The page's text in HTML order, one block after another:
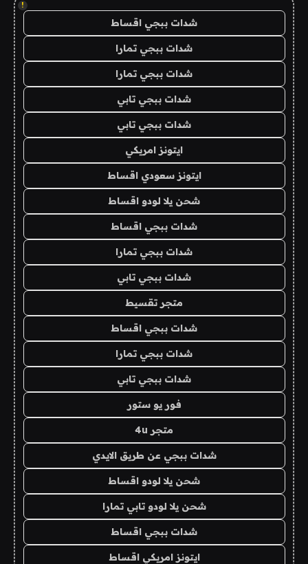
!
شدات ببجي اقساط
شدات ببجي تمارا
شدات ببجي تمارا
شدات ببجي تابي
شدات ببجي تابي
ايتونز امريكي
ايتونز سعودي اقساط
شحن يلا لودو اقساط
شدات ببجي اقساط
شدات ببجي تمارا
شدات ببجي تابي
متجر تقسيط
شدات ببجي اقساط
شدات ببجي تمارا
شدات ببجي تابي
فور يو ستور
متجر 4u
شدات ببجي عن طريق الايدي
شحن يلا لودو اقساط
شحن يلا لودو تابي تمارا
شدات ببجي اقساط
ايتونز امريكي اقساط